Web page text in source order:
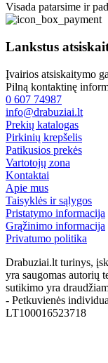
Visada patarsime ir
Lankstus
Įvairios atsiskaitymo
Pilną kontaktinę
0 607 74987
info@drabuziai.lt
Prekių katalogas
Pirkinių krepšelis
Patikusios prekės
Vartotojų zona
Kontaktai
Apie mus
Taisyklės ir sąlygos
Pristatymo informacija
Grąžinimo informacija
Privatumo politika
Drabuziai.lt turinys,
yra saugomas autorių
sutikimo yra
- Petkuvienės
LT100016523718